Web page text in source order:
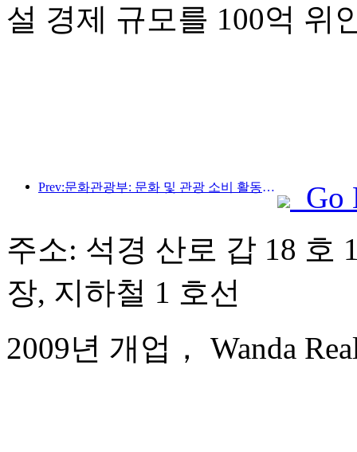
설 경제 규모를 100억 위
Prev:문화관광부: 문화 및 관광 소비 활동과 여행을 안내하기 위해 수요와 공급 모두에 초점을 맞춥니다.
Go
주소: 석경 산로 갑 18 호
장, 지하철 1 호선
2009년 개업， Wanda